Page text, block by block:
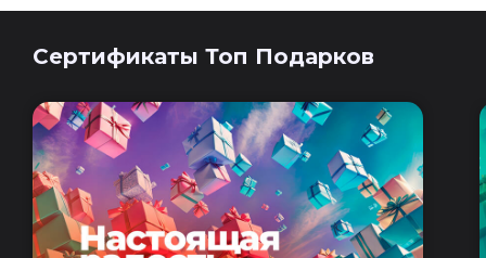
Сертификаты Топ Подарков